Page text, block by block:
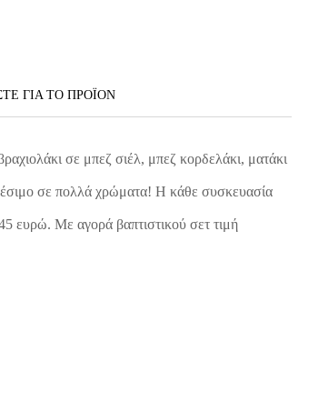
ΓΙΑ ΤΟ ΠΡΟΪOΝ
σε μπεζ σιέλ, μπεζ κορδελάκι, ματάκι
σε πολλά χρώματα! Η κάθε συσκευασία
ευρώ. Με αγορά βαπτιστικού σετ τιμή